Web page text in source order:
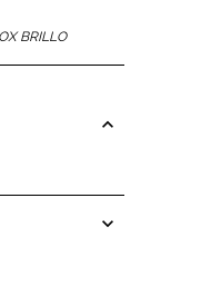
BRILLO
expand_less
expand_more